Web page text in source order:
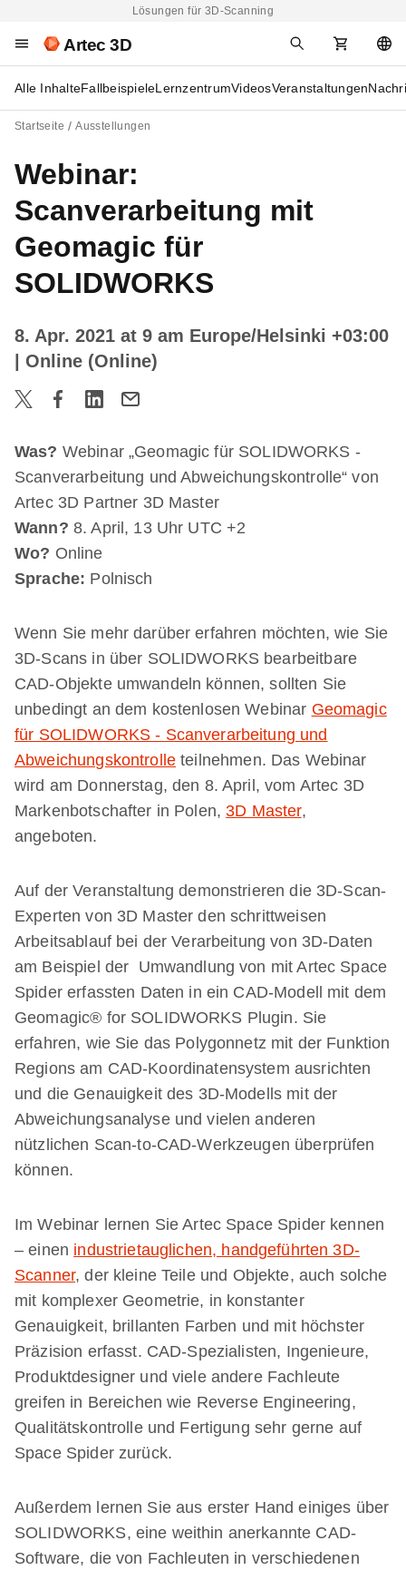
Lösungen für 3D-Scanning
Artec 3D
Alle InhalteFallbeispieleLernzentrumVideosVeranstaltungen
Startseite Ausstellungen
Webinar:
Scanverarbeitung mit
Geomagic für
SOLIDWORKS
8. Apr. 2021 at 9 am Europe/Helsinki +03:00
| Online (Online)
Was? Webinar „Geomagic für SOLIDWORKS -
Scanverarbeitung und Abweichungskontrolle“ von
Artec 3D Partner 3D Master
Wann? 8. April, 13 Uhr UTC +2
Wo? Online
Sprache: Polnisch
Wenn Sie mehr darüber erfahren möchten, wie Sie
3D-Scans in über SOLIDWORKS bearbeitbare
CAD-Objekte umwandeln können, sollten Sie
unbedingt an dem kostenlosen Webinar Geomagic
für SOLIDWORKS - Scanverarbeitung und
Abweichungskontrolle teilnehmen. Das Webinar
wird am Donnerstag, den 8. April, vom Artec 3D
Markenbotschafter in Polen,3D Master,
angeboten.
Auf der Veranstaltung demonstrieren die 3D-Scan-
Experten von 3D Master den schrittweisen
Arbeitsablauf bei der Verarbeitung von 3D-Daten
am Beispiel der Umwandlung von mit Artec Space
Spider erfassten Daten in ein CAD-Modell mit dem
Geomagic® for SOLIDWORKS Plugin. Sie
erfahren, wie Sie das Polygonnetz mit der Funktion
Regions am CAD-Koordinatensystem ausrichten
und die Genauigkeit des 3D-Modells mit der
Abweichungsanalyse und vielen anderen
nützlichen Scan-to-CAD-Werkzeugen überprüfen
können.
Im Webinar lernen Sie Artec Space Spider kennen
– einen industrietauglichen, handgeführten 3D-
Scanner, der kleine Teile und Objekte, auch solche
mit komplexer Geometrie, in konstanter
Genauigkeit, brillanten Farben und mit höchster
Präzision erfasst. CAD-Spezialisten, Ingenieure,
Produktdesigner und viele andere Fachleute
greifen in Bereichen wie Reverse Engineering,
Qualitätskontrolle und Fertigung sehr gerne auf
Space Spider zurück.
Außerdem lernen Sie aus erster Hand einiges über
SOLIDWORKS, eine weithin anerkannte CAD-
Software, die von Fachleuten in verschiedenen